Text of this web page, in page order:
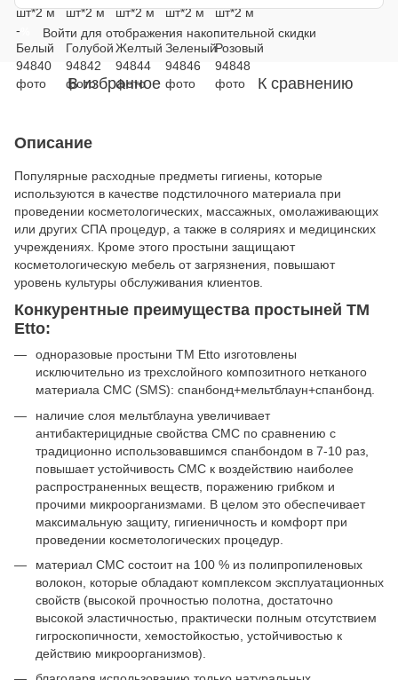
Войти для отображения накопительной скидки
В избранное К сравнению
Описание
Популярные расходные предметы гигиены, которые
используются в качестве подстилочного материала при
проведении косметологических, массажных, омолаживающих
или других СПА процедур, а также в соляриях и медицинских
учреждениях. Кроме этого простыни защищают
косметологическую мебель от загрязнения, повышают
уровень культуры обслуживания клиентов.
Конкурентные преимущества простыней ТМ
Etto:
одноразовые простыни ТМ Etto изготовлены
исключительно из трехслойного композитного нетканого
материала СМС (SMS): спанбонд+мельтблаун+спанбонд.
наличие слоя мельтблауна увеличивает
антибактерицидные свойства СМС по сравнению с
традиционно использовавшимся спанбондом в 7-10 раз,
повышает устойчивость СМС к воздействию наиболее
распространенных веществ, поражению грибком и
прочими микроорганизмами. В целом это обеспечивает
максимальную защиту, гигиеничность и комфорт при
проведении косметологических процедур.
материал СМС состоит на 100 % из полипропиленовых
волокон, которые обладают комплексом эксплуатационных
свойств (высокой прочностью полотна, достаточно
высокой эластичностью, практически полным отсутствием
гигроскопичности, хемостойкостью, устойчивостью к
действию микроорганизмов).